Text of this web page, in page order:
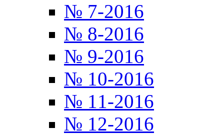
№ 7-2016
№ 8-2016
№ 9-2016
№ 10-2016
№ 11-2016
№ 12-2016